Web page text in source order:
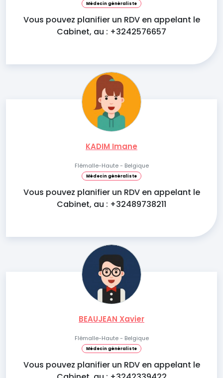
Médecin généraliste
Vous pouvez planifier un RDV en appelant le
Cabinet, au : +3242576657
KADIM Imane
Flémalle-Haute - Belgique
Médecin généraliste
Vous pouvez planifier un RDV en appelant le
Cabinet, au : +32489738211
BEAUJEAN Xavier
Flémalle-Haute - Belgique
Médecin généraliste
Vous pouvez planifier un RDV en appelant le